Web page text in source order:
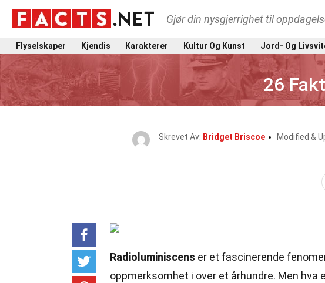
Gjør din nysgjerrighet til
Flyselskaper Kjendis Karakterer Kultur Og Kunst Jord- Og
26
Skrevet Av: Bridget Briscoe Modified &
Radioluminiscens er et fascinerende
oppmerksomhet i over et århundre. Men hva